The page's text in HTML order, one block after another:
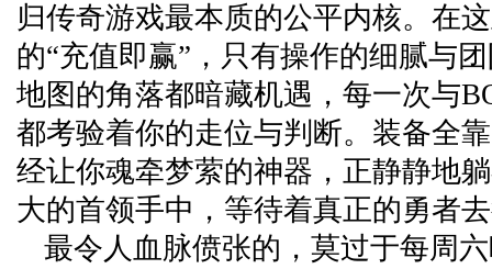
归传奇游戏最本质的公平内核。在
的“充值即赢”，只有操作的细腻与
地图的角落都暗藏机遇，每一次与
都考验着你的走位与判断。装备全
经让你魂牵梦萦的神器，正静静地
大的首领手中，等待着真正的勇者
最令人血脉偾张的，莫过于每周